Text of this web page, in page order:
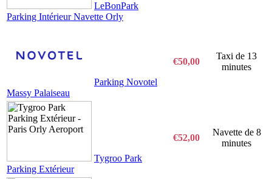
LeBonPark
Parking Intérieur Navette Orly
Parking Novotel
Massy Palaiseau
€50,00
Taxi de 13
minutes
Tygroo Park
Parking Extérieur
€52,00
Navette de 8
minutes